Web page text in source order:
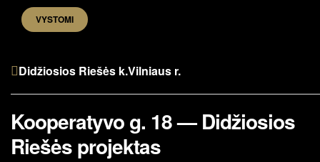
VYSTOMI
Didžiosios Riešės k.Vilniaus r.
Kooperatyvo g. 18 — Didžiosios
Riešės projektas